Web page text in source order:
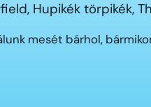
Hupikék törpikék,
mesét bárhol,